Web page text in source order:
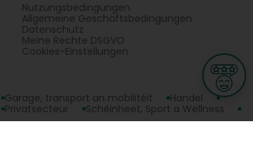
Nutzungsbedingungen
Allgemeine Geschäftsbedingungen
Datenschutz
Meine Rechte DSGVO
Cookies-Einstellungen
Garage, transport an mobilitéit
Handel
Privatsecteur
Schéinheet, Sport a Wellness